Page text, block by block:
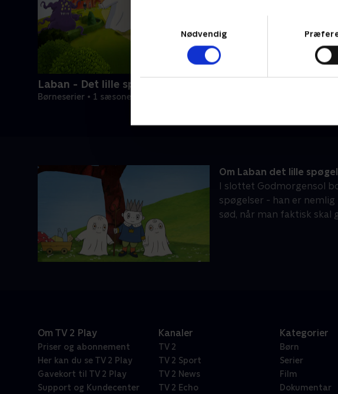
Nødvendig
Laban - Det lille spøgelse
Børneserier • 1 sæsoner
Om Laban det lille
I slottet Godmorgensol
spøgelser - han er
sød, når man faktisk skal
Om TV 2 Play
Priser og abonnement
Her kan du se TV 2 Play
Gavekort til TV 2 Play
Support og Kundecenter
Kanaler
TV 2
TV 2 Sport
TV 2 News
TV 2 Echo
Kategorier
Børn
Serier
Film
Dokumentar